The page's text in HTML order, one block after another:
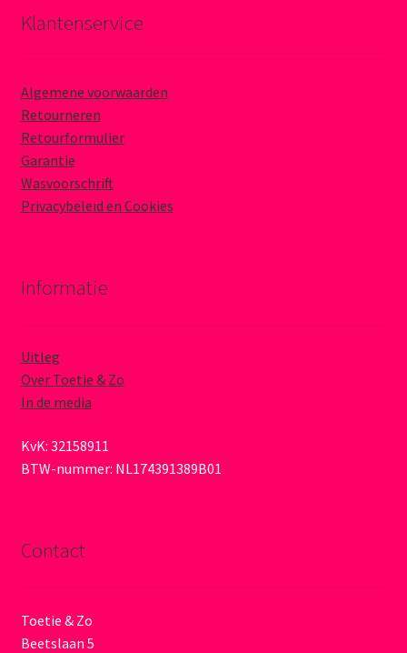
Klantenservice
Algemene voorwaarden
Retourneren
Retourformulier
Garantie
Wasvoorschrift
Privacybeleid en Cookies
Informatie
Uitleg
Over Toetie & Zo
In de media
KvK: 32158911
BTW-nummer: NL174391389B01
Contact
Toetie & Zo
Beetslaan 5